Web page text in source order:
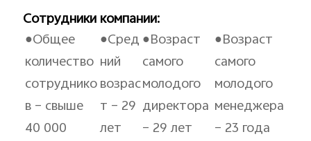
Сотрудники компании:
●Общее
количество
сотруднико
в – свыше
40 000
●Сред
ний
возрас
т – 29
лет
●Возраст
самого
молодого
директора
– 29 лет
●Возраст
самого
молодого
менеджера
– 23 года